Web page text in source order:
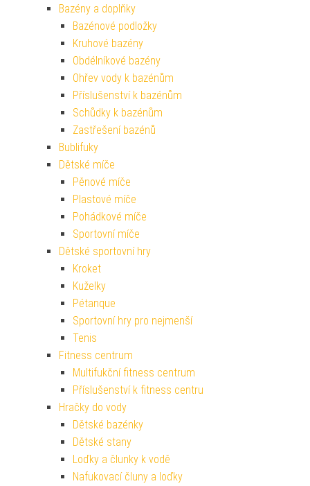
Bazény a doplňky
Bazénové podložky
Kruhové bazény
Obdélníkové bazény
Ohřev vody k bazénům
Příslušenství k bazénům
Schůdky k bazénům
Zastřešení bazénů
Bublifuky
Dětské míče
Pěnové míče
Plastové míče
Pohádkové míče
Sportovní míče
Dětské sportovní hry
Kroket
Kuželky
Pétanque
Sportovní hry pro nejmenší
Tenis
Fitness centrum
Multifukční fitness centrum
Příslušenství k fitness centru
Hračky do vody
Dětské bazénky
Dětské stany
Loďky a člunky k vodě
Nafukovací čluny a loďky